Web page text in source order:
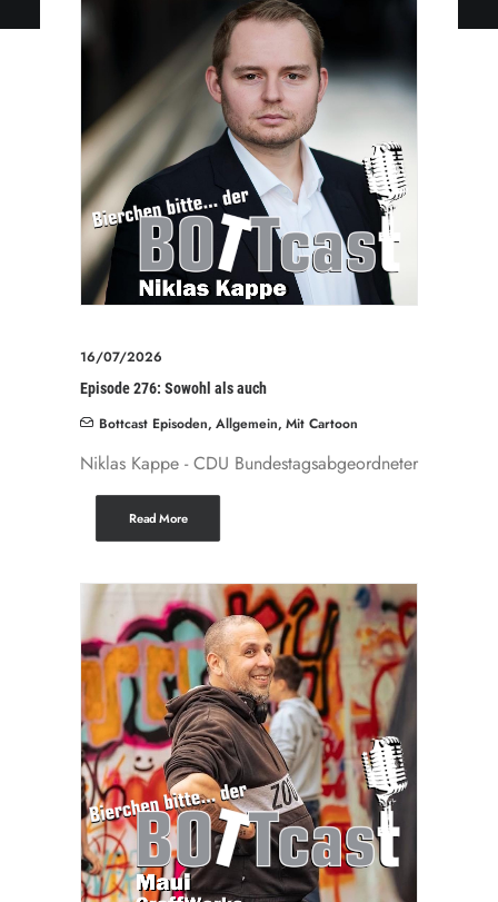
16/07/2026
Episode 276: Sowohl als auch
Bottcast Episoden, Allgemein, Mit Cartoon
Niklas Kappe - CDU Bundestagsabgeordneter
Read More